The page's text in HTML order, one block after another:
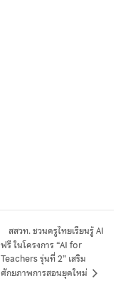
สสวท. ชวนครูไทยเรียนรู้ AI
ฟรี ในโครงการ “AI for
Teachers รุ่นที่ 2” เสริม
ศักยภาพการสอนยุคใหม่